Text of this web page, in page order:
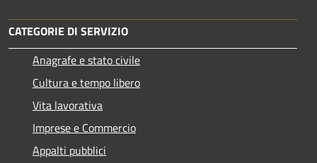
CATEGORIE DI SERVIZIO
Anagrafe e stato civile
Cultura e tempo libero
Vita lavorativa
Imprese e Commercio
Appalti pubblici